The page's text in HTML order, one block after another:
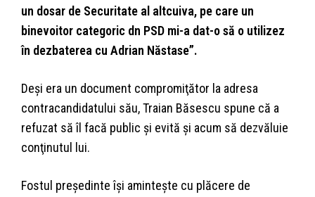
un dosar de Securitate al altcuiva, pe care un
binevoitor categoric dn PSD mi-a dat-o să o utilizez
în dezbaterea cu Adrian Năstase”.
Deşi era un document compromiţător la adresa
contracandidatului său, Traian Băsescu spune că a
refuzat să îl facă public şi evită şi acum să dezvăluie
conţinutul lui.
Fostul preşedinte îşi aminteşte cu plăcere de